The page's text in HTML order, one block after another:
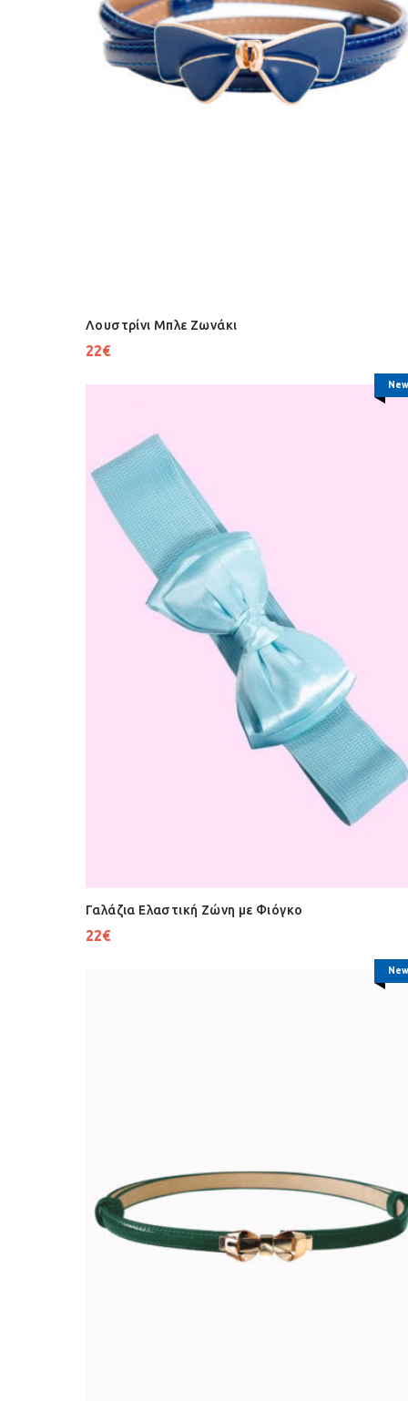
Λουστρίνι Μπλε Ζωνάκι
22€
Γαλάζια Ελαστική Ζώνη με Φιόγκο
22€